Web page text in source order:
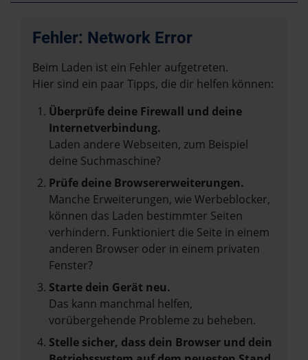
Fehler: Network Error
Beim Laden ist ein Fehler aufgetreten.
Hier sind ein paar Tipps, die dir helfen können:
Überprüfe deine Firewall und deine
Internetverbindung.
Laden andere Webseiten, zum Beispiel
deine Suchmaschine?
Prüfe deine Browsererweiterungen.
Manche Erweiterungen, wie Werbeblocker,
können das Laden bestimmter Seiten
verhindern. Funktioniert die Seite in einem
anderen Browser oder in einem privaten
Fenster?
Starte dein Gerät neu.
Das kann manchmal helfen,
vorübergehende Probleme zu beheben.
Stelle sicher, dass dein Browser und dein